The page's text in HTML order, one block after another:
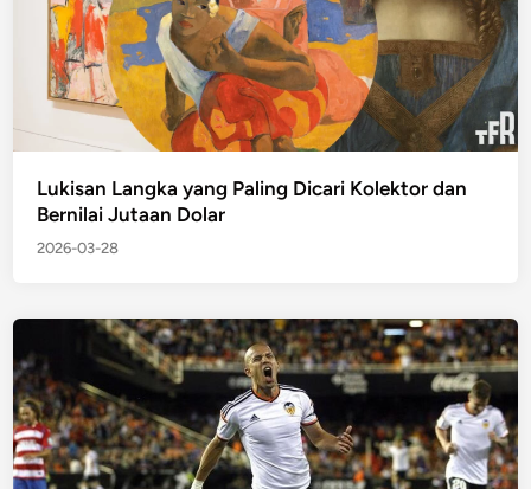
Lukisan Langka yang Paling Dicari Kolektor dan
Bernilai Jutaan Dolar
2026-03-28